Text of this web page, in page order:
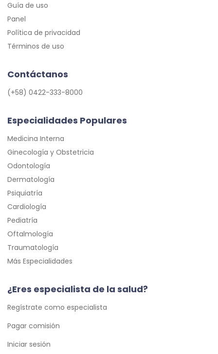
Guía de uso
Panel
Política de privacidad
Términos de uso
Contáctanos
(+58) 0422-333-8000
Especialidades Populares
Medicina Interna
Ginecología y Obstetricia
Odontología
Dermatología
Psiquiatría
Cardiología
Pediatría
Oftalmología
Traumatología
Más Especialidades
¿Eres especialista de la salud?
Regístrate como especialista
Pagar comisión
Iniciar sesión